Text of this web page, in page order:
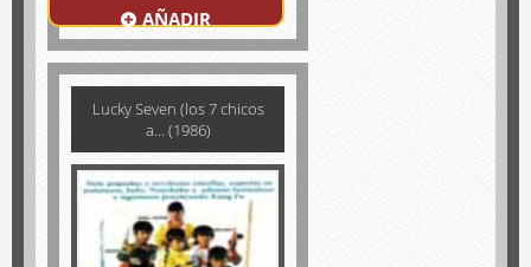
AÑADIR
Lucky Seven (los 7 chicos
a... (1986)